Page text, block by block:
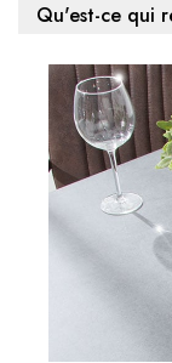
Qu'est-ce qui